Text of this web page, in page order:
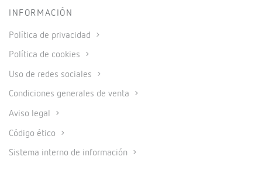
INFORMACIÓN
Política de privacidad
Política de cookies
Uso de redes sociales
Condiciones generales de venta
Aviso legal
Código ético
Sistema interno de información